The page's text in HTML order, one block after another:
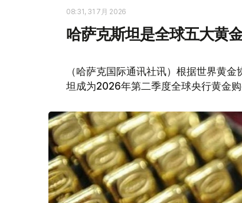
08:31, 31 7月 2026
哈萨克斯坦是全球五大黄
（哈萨克国际通讯社讯）根据世界黄
坦成为2026年第二季度全球央行黄金购